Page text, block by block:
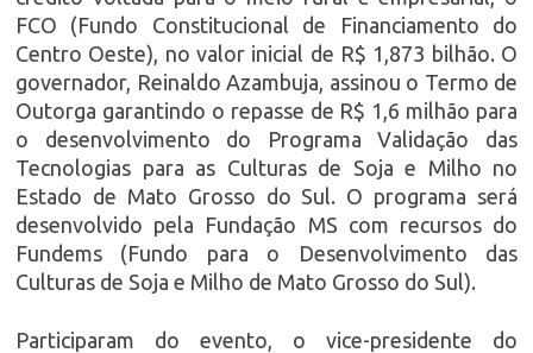
FCO (Fundo Constitucional de Financiamento do
Centro Oeste), no valor inicial de R$ 1,873 bilhão. O
governador, Reinaldo Azambuja, assinou o Termo de
Outorga garantindo o repasse de R$ 1,6 milhão para
o desenvolvimento do Programa Validação das
Tecnologias para as Culturas de Soja e Milho no
Estado de Mato Grosso do Sul. O programa será
desenvolvido pela Fundação MS com recursos do
Fundems (Fundo para o Desenvolvimento das
Culturas de Soja e Milho de Mato Grosso do Sul).
Participaram do evento, o vice-presidente do